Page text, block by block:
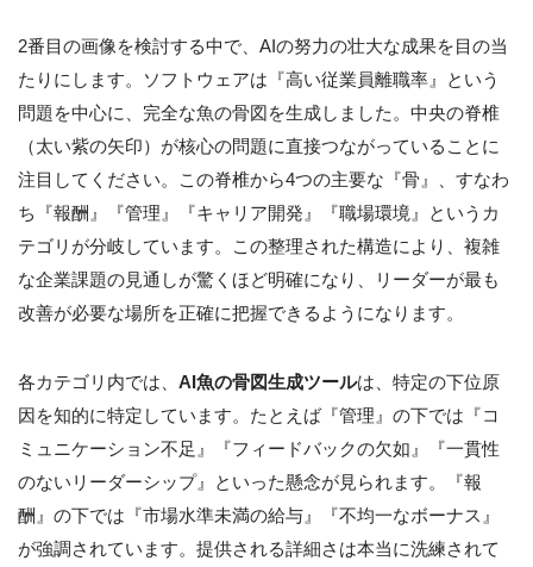
2番目の画像を検討する中で、AIの努力の壮大な成果を目の当
たりにします。ソフトウェアは『高い従業員離職率』という
問題を中心に、完全な魚の骨図を生成しました。中央の脊椎
（太い紫の矢印）が核心の問題に直接つながっていることに
注目してください。この脊椎から4つの主要な『骨』、すなわ
ち『報酬』『管理』『キャリア開発』『職場環境』というカ
テゴリが分岐しています。この整理された構造により、複雑
な企業課題の見通しが驚くほど明確になり、リーダーが最も
改善が必要な場所を正確に把握できるようになります。
各カテゴリ内では、 AI魚の骨図生成ツールは、特定の下位原
因を知的に特定しています。たとえば『管理』の下では『コ
ミュニケーション不足』『フィードバックの欠如』『一貫性
のないリーダーシップ』といった懸念が見られます。『報
酬』の下では『市場水準未満の給与』『不均一なボーナス』
が強調されています。提供される詳細さは本当に洗練されて